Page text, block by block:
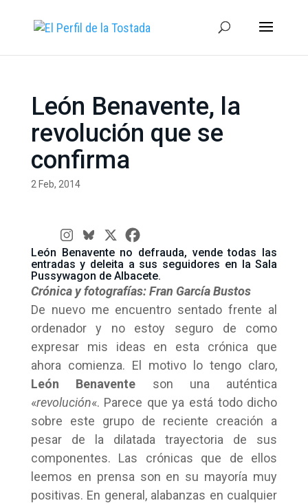
León Benavente, la
revolución que se
confirma
2 Feb, 2014
León Benavente no defrauda, vende todas las
entradas y deleita a sus seguidores en la Sala
Pussywagon de Albacete.
Crónica y fotografías:Fran García Bustos
De nuevo me encuentro sentado frente al
ordenador y no estoy seguro de como
expresar mis ideas en esta crónica que
ahora comienza. El motivo lo tengo claro,
León Benavente son una auténtica
«revolución«. Parece que ya está todo dicho
sobre este grupo de reciente creación a
pesar de la dilatada trayectoria de sus
componentes. Las crónicas que de ellos
leemos en prensa son en su mayoría muy
positivas. En general, alabanzas en cualquier